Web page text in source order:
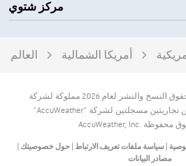
مركز شتوي
العالم أمريكا الشمالية
حقوق النسخ والنشر لعام 2026 مملوكة لشركة AccuWeather, Inc. وتُعدّ
"AccuWeather" وتصميم الشمس علامتين تجاريتين مسجلتين لشركة
|سياسة ملفات تعريف الارتباط حول خصوصيتك
مصادر البيانات